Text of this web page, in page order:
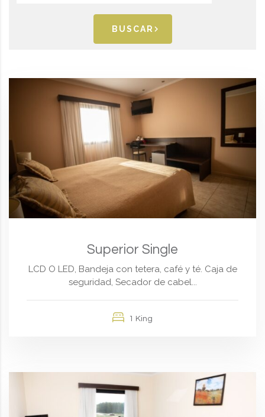
BUSCAR
Superior Single
LCD O LED, Bandeja con tetera, café y té. Caja de
seguridad, Secador de cabel...
1 King